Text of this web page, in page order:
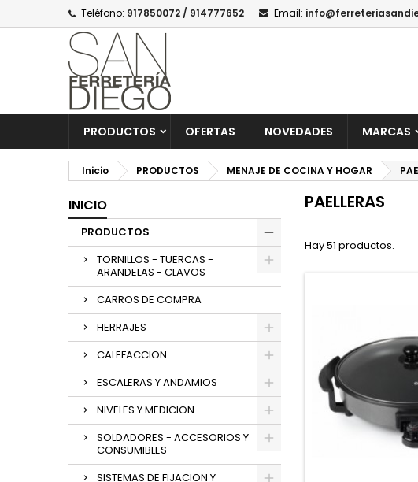
Teléfono: 917850072 / 914777652 Email:
PRODUCTOS OFERTAS NOVEDADES MARCAS
Inicio PRODUCTOS MENAJE DE COCINA Y HOGAR
INICIO
PRODUCTOS
TORNILLOS - TUERCAS -
ARANDELAS - CLAVOS
CARROS DE COMPRA
HERRAJES
CALEFACCION
ESCALERAS Y ANDAMIOS
NIVELES Y MEDICION
SOLDADORES - ACCESORIOS Y
CONSUMIBLES
SISTEMAS DE FIJACION Y
PAELLERAS
Hay 51 productos.